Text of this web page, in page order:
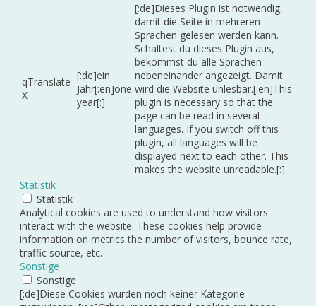
qTranslate-
X
[:de]ein
Jahr[:en]one
year[:]
[:de]Dieses Plugin ist notwendig,
damit die Seite in mehreren
Sprachen gelesen werden kann.
Schaltest du dieses Plugin aus,
bekommst du alle Sprachen
nebeneinander angezeigt. Damit
wird die Website unlesbar.[:en]This
plugin is necessary so that the
page can be read in several
languages. If you switch off this
plugin, all languages will be
displayed next to each other. This
makes the website unreadable.[:]
Statistik
Statistik
Analytical cookies are used to understand how visitors
interact with the website. These cookies help provide
information on metrics the number of visitors, bounce rate,
traffic source, etc.
Sonstige
Sonstige
[:de]Diese Cookies wurden noch keiner Kategorie